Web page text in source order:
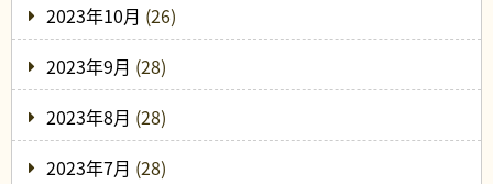
2023年10月 (26)
2023年9月 (28)
2023年8月 (28)
2023年7月 (28)